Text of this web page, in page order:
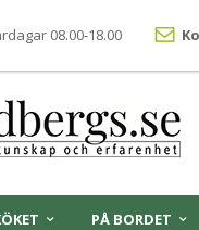
08.00-18.00
PÅ BORDET